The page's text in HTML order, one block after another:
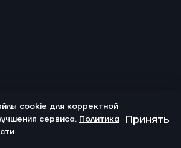
cookie для корректной
сервиса. Политика
Принять